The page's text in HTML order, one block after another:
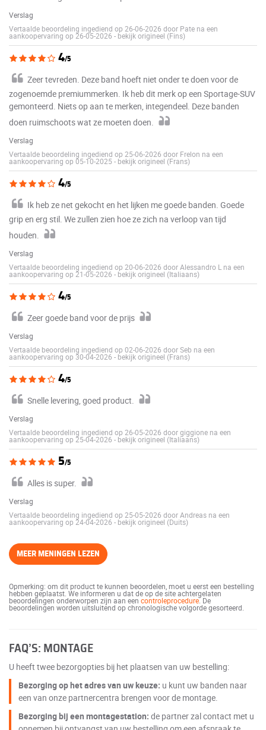
Verslag
Vertaalde beoordeling ingediend op 26-06-2026 door Pate na een
aankoopervaring op 26-05-2026 - bekijk origineel (Fins)
4/5
Zeer tevreden. Deze band hoeft niet onder te doen voor de
zogenoemde premiummerken. Ik heb dit merk op een Sportage-SUV
gemonteerd. Niets op aan te merken, integendeel. Deze banden
doen ruimschoots wat ze moeten doen.
Verslag
Vertaalde beoordeling ingediend op 25-06-2026 door Frelon na een
aankoopervaring op 05-10-2025 - bekijk origineel (Frans)
4/5
Ik heb ze net gekocht en het lijken me goede banden. Goede
grip en erg stil. We zullen zien hoe ze zich na verloop van tijd
houden.
Verslag
Vertaalde beoordeling ingediend op 20-06-2026 door Alessandro L na een
aankoopervaring op 21-05-2026 - bekijk origineel (Italiaans)
4/5
Zeer goede band voor de prijs
Verslag
Vertaalde beoordeling ingediend op 02-06-2026 door Seb na een
aankoopervaring op 30-04-2026 - bekijk origineel (Frans)
4/5
Snelle levering, goed product.
Verslag
Vertaalde beoordeling ingediend op 26-05-2026 door giggione na een
aankoopervaring op 25-04-2026 - bekijk origineel (Italiaans)
5/5
Alles is super.
Verslag
Vertaalde beoordeling ingediend op 25-05-2026 door Andreas na een
aankoopervaring op 24-04-2026 - bekijk origineel (Duits)
MEER MENINGEN LEZEN
Opmerking: om dit product te kunnen beoordelen, moet u eerst een bestelling
hebben geplaatst. We informeren u dat de op de site achtergelaten
beoordelingen onderworpen zijn aan een controleprocedure. De
beoordelingen worden uitsluitend op chronologische volgorde gesorteerd.
FAQ’S: MONTAGE
U heeft twee bezorgopties bij het plaatsen van uw bestelling:
Bezorging op het adres van uw keuze: u kunt uw banden naar
een van onze partnercentra brengen voor de montage.
Bezorging bij een montagestation: de partner zal contact met u